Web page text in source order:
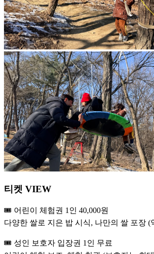
티켓 VIEW
🎟️ 어린이 체험권 1인 40,000원
다양한 쌀로 지은 밥 시식, 나만의 쌀 포장 (
🎟️ 성인 보호자 입장권 1인 무료